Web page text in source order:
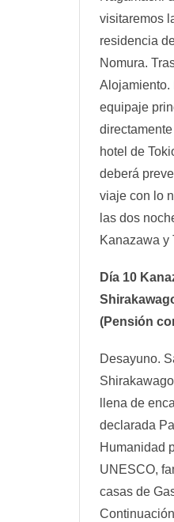
visitaremos
residencia
Nomura.
Alojamiento.
equipaje
directamente
hotel de
deberá
viaje con lo
las dos
Kanazawa y
Día 10
(Pensión
Desayuno.
llena de
declarada
Humanidad
UNESCO,
casas de